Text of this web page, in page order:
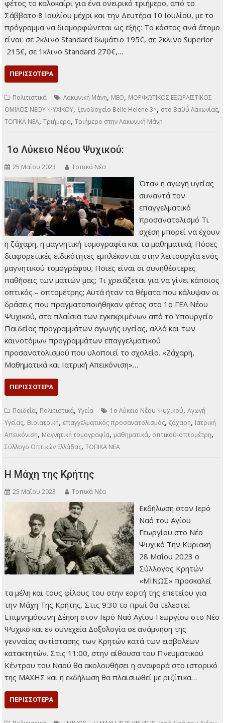
φέτος το καλοκαίρι για ένα ονειρικό τριήμερο, από το
Σάββατο 8 Ιουλίου μέχρι και την Δευτέρα 10 Ιουλίου, με το
πρόγραμμα να διαμορφώνεται ως εξής: Το κόστος ανά άτομο
είναι: σε 2κλινο Standard δωμάτιο 195€, σε 2κλινο Superior
215€, σε 1κλινο Standard 270€,…
ΠΕΡΙΣΣΌΤΕΡΑ
Πολιτιστικά Λακωνική Μάνη, ΜΕΟ, ΜΟΡΦΩΤΙΚΟΣ ΕΞΩΡΑΙΣΤΙΚΟΣ
ΟΜΙΛΟΣ ΝΕΟΥ ΨΥΧΙΚΟΥ, ξενοδοχείο Belle Helene 3*, στο Βαθύ Λακωνίας,
ΤΟΠΙΚΑ ΝΕΑ,Τριήμερο,Τριήμερο στην Λακωνική Μάνη
1ο Λύκειο Νέου Ψυχικού:
25 Μαΐου 2023 Τοπικά Νέα
Όταν η αγωγή υγείας
συναντά τον
επαγγελματικό
προσανατολισμό Τι
σχέση μπορεί να έχουν
η ζάχαρη, η μαγνητική τομογραφία και τα μαθηματικά; Πόσες
διαφορετικές ειδικότητες εμπλέκονται στην λειτουργία ενός
μαγνητικού τομογράφου; Ποιες είναι οι συνηθέστερες
παθήσεις των ματιών μας; Τι χρειάζεται για να γίνει κάποιος
οπτικός – οπτομέτρης; Αυτά ήταν τα θέματα που κάλυψαν οι
δράσεις που πραγματοποιήθηκαν φέτος στο 1ο ΓΕΛ Νέου
Ψυχικού, στα πλαίσια των εγκεκριμένων από το Υπουργείο
Παιδείας προγραμμάτων αγωγής υγείας, αλλά και των
καινοτόμων προγραμμάτων επαγγελματικού
προσανατολισμού που υλοποιεί το σχολείο. «Ζάχαρη,
Μαθηματικά και Ιατρική Απεικόνιση»…
ΠΕΡΙΣΣΌΤΕΡΑ
Παιδεία, Πολιτιστικά,Υγεία 1ο Λύκειο Νέου Ψυχικού,Αγωγή
Υγείας, Βιοιατρική, επαγγελματικός προσανατολισμός, ζάχαρη, Ιατρική
Απεικόνιση, Μαγνητική τομογραφία, μαθηματικά, οπτικού-οπτομέτρη,
Σύλλογο Οπτικών Ελλάδας,ΤΟΠΙΚΑ ΝΕΑ
Η Μάχη της Κρήτης
25 Μαΐου 2023 Τοπικά Νέα
Εκδήλωση στον Ιερό
Ναό του Αγίου
Γεωργίου στο Νέο
Ψυχικό Tην Κυριακή
28 Μαΐου 2023 ο
Σύλλογος Κρητών
«ΜΙΝΩΣ» προσκαλεί
τα μέλη και τους φίλους του στην εορτή της επετείου για
την Μάχη Της Κρήτης. Στις 9:30 το πρωί θα τελεστεί
Επιμνημόσυνη Δέηση στον Ιερό Ναό Αγίου Γεωργίου στο Νέο
Ψυχικό και εν συνεχεία Δοξολογία σε ανάμνηση της
γενναίας αντίστασης των Κρητών κατά των εισβολέων
κατακτητών. Στις 11:00, στην αίθουσα του Πνευματικού
Κέντρου του Ναού θα ακολουθήσει η αναφορά στο ιστορικό
της ΜΑΧΗΣ και η εκδήλωση θα πλαισιωθεί με ριζίτικα…
ΠΕΡΙΣΣΌΤΕΡΑ